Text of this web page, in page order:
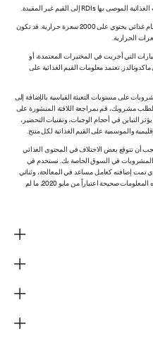
تستند النسبة المئوية للقيم الغذائية اليومية (DV) إلى نظام غذائي يحتوي على 2000 سعرة حرارية. قد تكون
الحرارية.
التي أجريت في المختبرات المعتمدة، أو
تعتمد معلومات القيم الغذائية على
على مستويات التعبئة القياسية بالإضافة إلى
لطلب مشروبك، قم بمراجعة اللافتة المنشورة على
التباين في أحجام الوجبات، وتقنيات التحضير،
والموسمية على القيم الغذائية لكل منتج.
أن تتوقع بعض الاختلاف في المحتوى الغذائي
المشروبات في السوق الخاصة بك. نستخدم في
إضافته كعامل مساعد في المعالجة، وثنائي
ميثيل بولي سيلوكسين لتقليل تناثر الزيت عند الطهي. هذه المعلومات صحيحة اعتباراً من مايو 2020، ما لم